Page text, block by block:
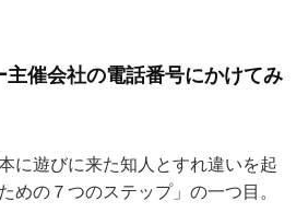
催会社の電話番号にかけてみ
に遊びに来た知人とすれ違いを起
めの７つのステップ」の一つ目。